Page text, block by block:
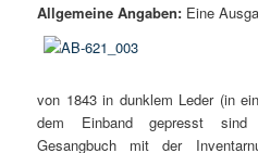
Allgemeine Angaben: Eine
von 1843 in dunklem Leder (in
dem Einband gepresst sind
Gesangbuch mit der